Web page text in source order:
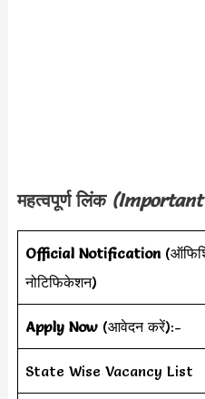
महत्वपूर्ण लिंक (Important
Official Notification
नोटिफिकेशन)
Apply Now(आवेदन करें):-
State Wise Vacancy List